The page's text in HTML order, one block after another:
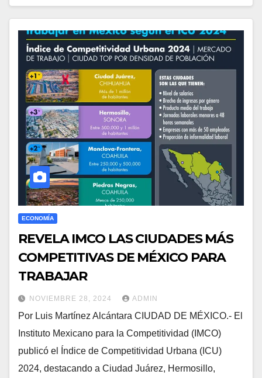
ECONOMÍA
REVELA IMCO LAS CIUDADES MÁS
COMPETITIVAS DE MÉXICO PARA
TRABAJAR
NOVIEMBRE 28, 2024 ADMIN
Por Luis Martínez Alcántara CIUDAD DE MÉXICO.- El
Instituto Mexicano para la Competitividad (IMCO)
publicó el Índice de Competitividad Urbana (ICU)
2024, destacando a Ciudad Juárez, Hermosillo,